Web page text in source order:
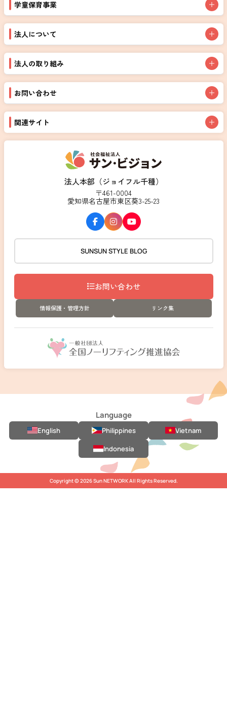
法人本部（ジョイフル千種）
〒461-0004
愛知県名古屋市東区葵3-25-23
SUNSUN STYLE BLOG
お問い合わせ
情報保護・管理方針 リンク集
学童保育事業
法人について
法人の取り組み
お問い合わせ
関連サイト
Language
English Philippines
Vietnam
Indonesia
Copyright © 2026 Sun NETWORK All Rights Reserved.